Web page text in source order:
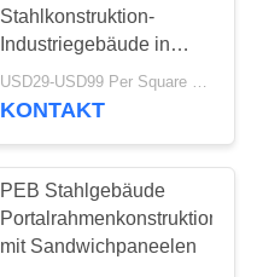
Stahlkonstruktion-
Industriegebäude in
Fertigbauweise
USD29-USD99 Per Square Meter MOQ:500 Quadratmeter
KONTAKT
PEB Stahlgebäude
Portalrahmenkonstruktion
mit Sandwichpaneelen